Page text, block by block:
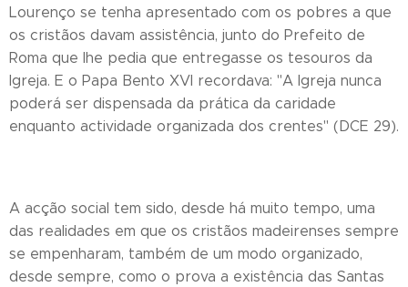
Lourenço se tenha apresentado com os pobres a que
os cristãos davam assistência, junto do Prefeito de
Roma que lhe pedia que entregasse os tesouros da
Igreja. E o Papa Bento XVI recordava: "A Igreja nunca
poderá ser dispensada da prática da caridade
enquanto actividade organizada dos crentes" (DCE 29).
A acção social tem sido, desde há muito tempo, uma
das realidades em que os cristãos madeirenses sempre
se empenharam, também de um modo organizado,
desde sempre, como o prova a existência das Santas